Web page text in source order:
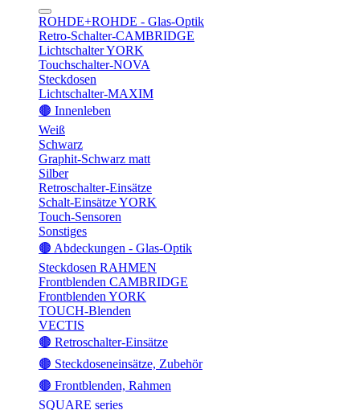
ROHDE+ROHDE - Glas-Optik
Retro-Schalter-CAMBRIDGE
Lichtschalter YORK
Touchschalter-NOVA
Steckdosen
Lichtschalter-MAXIM
🟤 Innenleben
Weiß
Schwarz
Graphit-Schwarz matt
Silber
Retroschalter-Einsätze
Schalt-Einsätze YORK
Touch-Sensoren
Sonstiges
🟤 Abdeckungen - Glas-Optik
Steckdosen RAHMEN
Frontblenden CAMBRIDGE
Frontblenden YORK
TOUCH-Blenden
VECTIS
🟤 Retroschalter-Einsätze
🟤 Steckdoseneinsätze, Zubehör
🟤 Frontblenden, Rahmen
SQUARE series